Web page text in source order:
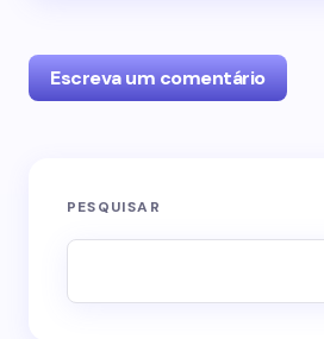
Escreva um comentário
O seu endereço de e-mail não
PESQUISAR